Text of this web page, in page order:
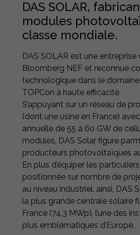
DAS SOLAR,
modules
classe mondiale.
DAS SOLAR est une entreprise
Bloomberg NEF et reconnue
technologique dans le
TOPCon à haute efficacité.
S’appuyant sur un réseau de
(dont une usine en France)
annuelle de 55 à 60 GW de
modules, DAS Solar figure
producteurs photovoltaïques
En plus d’équiper les
positionnée sur nombre de
au niveau industriel. ainsi, DAS
la plus grande centrale solaire
France (74,3 MWp), l’une des
plus emblématiques d’Europe.